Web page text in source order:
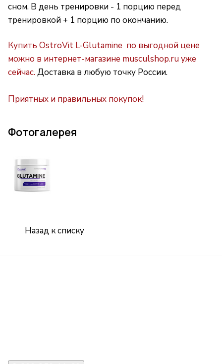
сном. В день тренировки - 1 порцию перед
тренировкой + 1 порцию по окончанию.
Купить OstroVit L-Glutamine по выгодной цене
можно в интернет-магазине musculshop.ru уже
сейчас.Доставка в любую точку России.
Приятных и правильных покупок!
Фотогалерея
Назад к списку